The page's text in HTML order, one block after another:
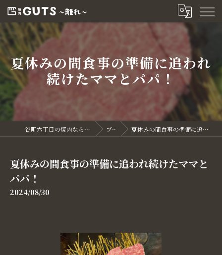
夏休みの間食事の準備に追われ
続けたママとパパ！
谷町六丁目の焼肉なら焼肉GUTS～離れ～ ブログ 夏休みの間食事の準備に追われ続けたママとパパ！
夏休みの間食事の準備に追われ続けたママと
パパ！
2024/08/30